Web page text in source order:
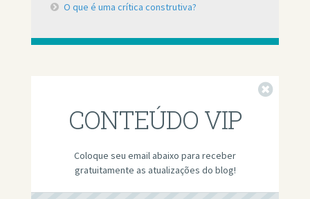
O que é uma crítica construtiva?
CONTEÚDO VIP
Coloque seu email abaixo para receber
gratuitamente as atualizações do blog!